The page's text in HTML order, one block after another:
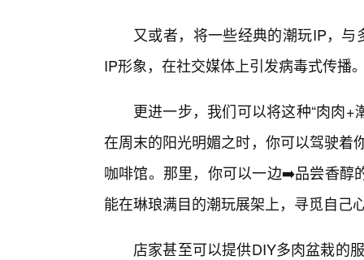
又或者，将一些经典的潮玩IP，与
IP形象，在社交媒体上引发病毒式传播
更进一步，我们可以将这种“肉肉
在周末的阳光明媚之时，你可以驾驶着
咖啡馆。那里，你可以一边➡️品尝香醇
能在琳琅满目的潮玩展架上，寻觅自己
店家甚至可以提供DIY多肉盆栽的